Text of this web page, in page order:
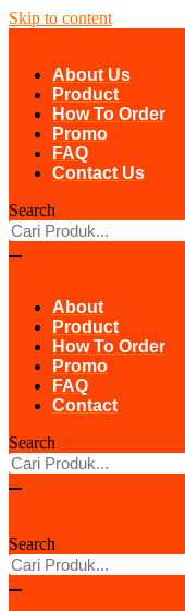
Skip to content
About Us
Product
How To Order
Promo
FAQ
Contact Us
Search
About
Product
How To Order
Promo
FAQ
Contact
Search
Search